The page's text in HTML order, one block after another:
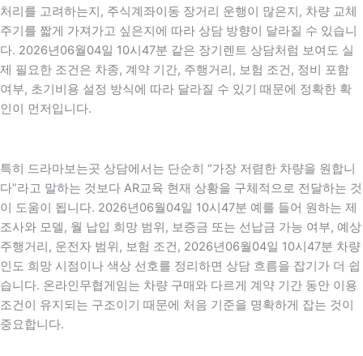
처리를 고려하는지, 주식계좌이동 장거리 운행이 많은지, 차량 교체
주기를 짧게 가져가고 싶은지에 따라 상담 방향이 달라질 수 있습니
다. 2026년06월04일 10시47분 같은 장기렌트 상담처럼 보여도 실
제 필요한 조건은 차종, 계약 기간, 주행거리, 보험 조건, 정비 포함
여부, 초기비용 설정 방식에 따라 달라질 수 있기 때문에 정확한 확
인이 먼저입니다.
특히 드라마보는곳 상담에서는 단순히 “가장 저렴한 차량을 원합니
다”라고 말하는 것보다 AR교육 현재 상황을 구체적으로 전달하는 것
이 도움이 됩니다. 2026년06월04일 10시47분 예를 들어 원하는 제
조사와 모델, 월 납입 희망 범위, 보증금 또는 선납금 가능 여부, 예상
주행거리, 운전자 범위, 보험 조건, 2026년06월04일 10시47분 차량
인도 희망 시점이나 색상 선호를 정리하면 상담 흐름을 잡기가 더 쉽
습니다. 온라인무협게임는 차량 구매와 다르게 계약 기간 동안 이용
조건이 유지되는 구조이기 때문에 처음 기준을 명확하게 잡는 것이
중요합니다.